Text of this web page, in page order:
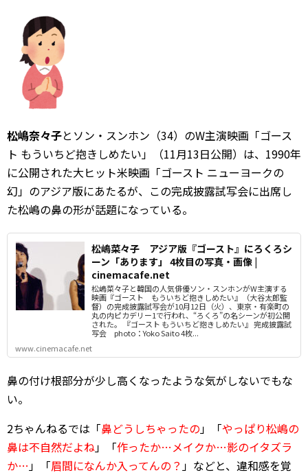
松嶋奈々子とソン・スンホン（34）のW主演映画「ゴース
ト もういちど抱きしめたい」（11月13日公開）は、1990年
に公開された大ヒット米映画「ゴースト ニューヨークの
幻」のアジア版にあたるが、この完成披露試写会に出席し
た松嶋の鼻の形が話題になっている。
松嶋菜々子 アジア版『ゴースト』にろくろシ
ーン「あります」 4枚目の写真・画像 |
cinemacafe.net
松嶋菜々子と韓国の人気俳優ソン・スンホンがW主演する
映画『ゴースト もういちど抱きしめたい』（大谷太郎監
督）の完成披露試写会が10月12日（火）、東京・有楽町の
丸の内ピカデリー1で行われ、“ろくろ”の名シーンが初公開
された。 『ゴースト もういちど抱きしめたい』 完成披露試
写会 photo：Yoko Saito 4枚...
www.cinemacafe.net
鼻の付け根部分が少し高くなったような気がしないでもな
い。
2ちゃんねるでは「鼻どうしちゃったの」「やっぱり松嶋の
鼻は不自然だよね」「作ったか…メイクか…影のイタズラ
か…」「眉間になんか入ってんの？」などと、違和感を覚